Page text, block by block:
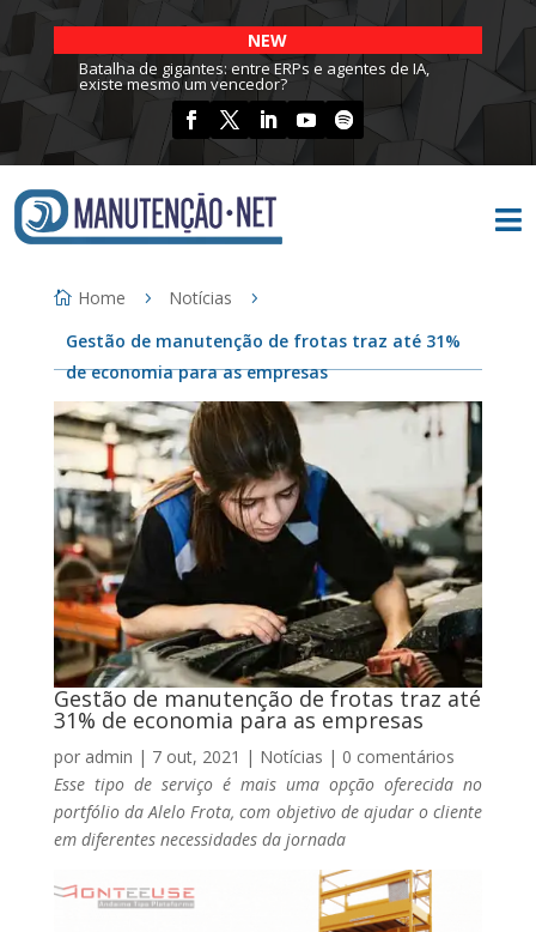
NEW
Batalha de gigantes: entre ERPs e agentes de IA,
existe mesmo um vencedor?

Home
Notícias
Gestão de manutenção de frotas traz até 31%
de economia para as empresas
Gestão de manutenção de frotas traz até
31% de economia para as empresas
por admin | 7 out, 2021 | Notícias | 0 comentários
Esse tipo de serviço é mais uma opção oferecida no
portfólio da Alelo Frota, com objetivo de ajudar o cliente
em diferentes necessidades da jornada